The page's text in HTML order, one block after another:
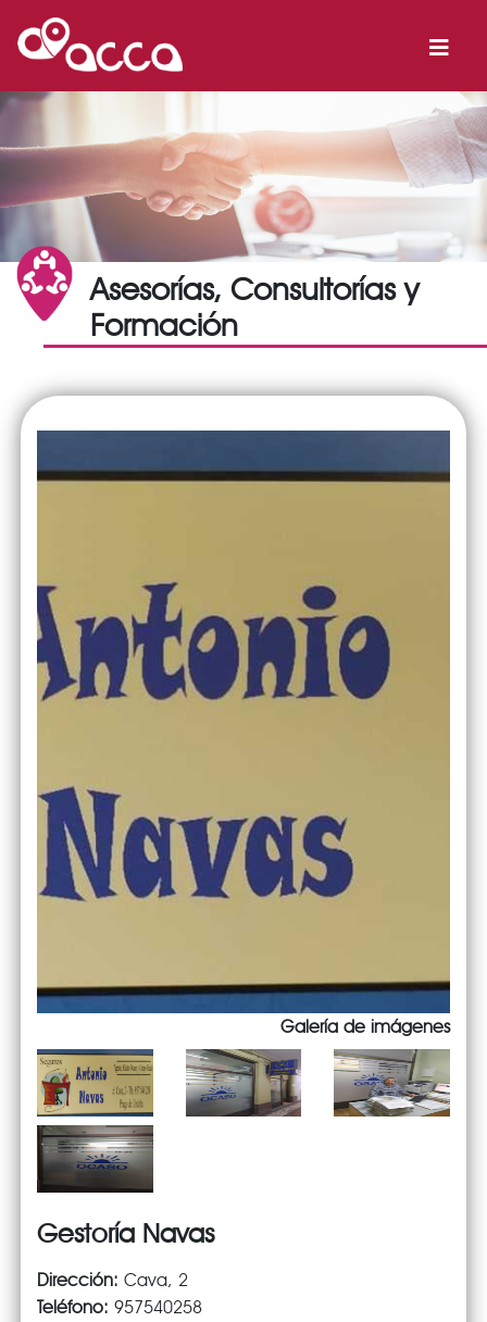
Asesorías, Consultorías y
Formación
Galería de imágenes
Gestoría Navas
Dirección: Cava, 2
Teléfono: 957540258